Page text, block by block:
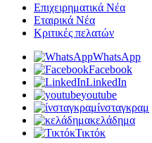
Επιχειρηματικά Νέα
Εταιρικά Νέα
Κριτικές πελατών
WhatsApp
Facebook
LinkedIn
youtube
ίνσταγκραμ
κελάδημα
Τικτόκ